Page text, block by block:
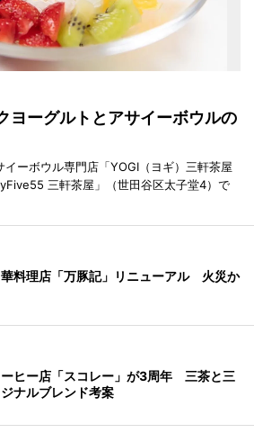
ヨーグルトとアサイーボウルの
ーボウル専門店「YOGI（ヨギ）三軒茶屋
三軒茶屋」（世田谷区太子堂4）で
料理店「万豚記」リニューアル 火災か
ーヒー店「スコレー」が3周年 三茶と三
ナルブレンド考案